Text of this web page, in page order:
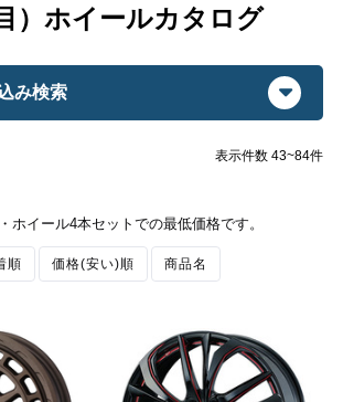
）ホイールカタログ
み検索
表示件数 43~84件
ホイール4本セットでの最低価格です。
順 価格(安い)順 商品名